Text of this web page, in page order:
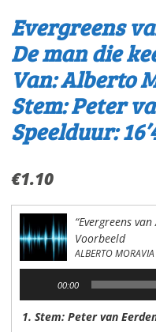
Evergreens
De man die
Van: Alberto
Stem: Peter
Speelduur:
€1.10
“Evergreens
Voorbeeld
ALBERTO MORAVIA
00:00
1. Stem: Peter van